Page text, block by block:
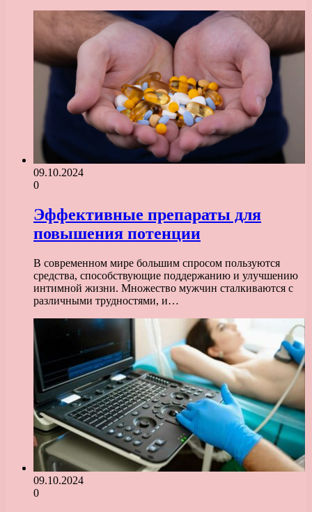
09.10.2024
0
Эффективные препараты для
повышения потенции
В современном мире большим спросом пользуются
средства, способствующие поддержанию и улучшению
интимной жизни. Множество мужчин сталкиваются с
различными трудностями, и…
09.10.2024
0